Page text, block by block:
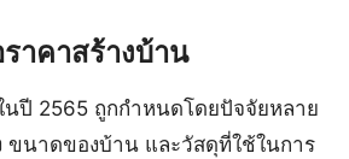
าคาสร้างบ้าน
นปี 2565 ถูกกำหนดโดยปัจจัยหลาย
ขนาดของบ้าน และวัสดุที่ใช้ในการ